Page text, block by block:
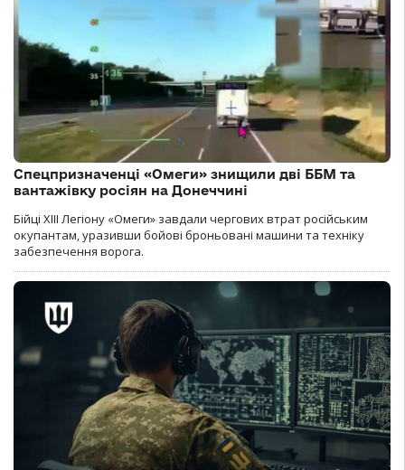
Спецпризначенці «Омеги» знищили дві ББМ та
вантажівку росіян на Донеччині
Бійці ХІІІ Легіону «Омеги» завдали чергових втрат російським
окупантам, уразивши бойові броньовані машини та техніку
забезпечення ворога.